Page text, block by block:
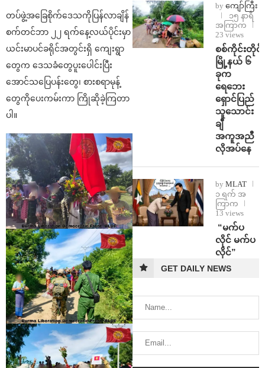
တပ်ဖွဲ့အခြေစိုက်ဒေသကိုပြန်လာချိန်
စက်တင်ဘာ ၂၂ ရက်နေ့လယ်ပိုင်းမှာ
ယင်းမာပင်ခရိုင်အတွင်းရှိ ကျေးရွာ
တွေက ဒေသခံတွေပူးပေါင်းပြီး
အောင်သပြေပန်းတွေ၊ စားစရာမုန့်
တွေကိုပေးကမ်းကာ ကြိုဆိုခဲ့ကြတာ
ပါ။
by ကျော်ကြီး
၁၅ နာရီ
အကြာက
23 views
စစ်ကိုင်းတိုင်း
မြို့နယ် ၆
ခုက
ရေဘေး
ရှောင်ပြည်
သူသောင်း
ချီ
အကူအညီ
လိုအပ်နေ
by MLAT
၁ ရက် အ
ကြာက
13 views
⁨ ⁨“မက်ပ
လိုင် မက်ပ
လိုင်”
GET DAILY NEWS